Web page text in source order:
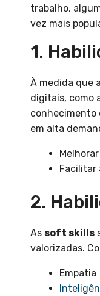
trabalho,
vez mais
1.
À medida que
digitais, como
conhecimento
em alta
Facilitar
2.
As soft skills
valorizadas.
Empatia